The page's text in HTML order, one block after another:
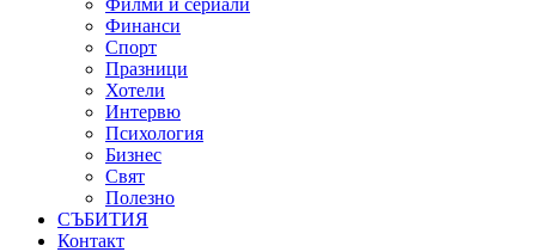
Филми и сериали
Финанси
Спорт
Празници
Хотели
Интервю
Психология
Бизнес
Свят
Полезно
СЪБИТИЯ
Контакт